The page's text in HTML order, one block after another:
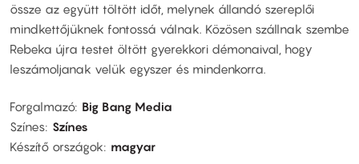
össze az együtt töltött időt, melynek állandó szereplői
mindkettőjüknek fontossá válnak. Közösen szállnak szembe
Rebeka újra testet öltött gyerekkori démonaival, hogy
leszámoljanak velük egyszer és mindenkorra.
Forgalmazó Big Bang Media
Színes Színes
Készítő országok
magyar